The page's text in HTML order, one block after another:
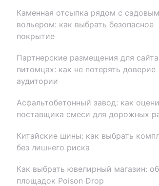
Каменная отсыпка рядом с садовым
вольером: как выбрать безопасное
покрытие
Партнерские размещения для
питомцах: как не потерять доверие
аудитории
Асфальтобетонный завод: как
поставщика смеси для дорожных
Китайские шины: как выбрать
без лишнего риска
Как выбрать ювелирный магазин:
площадок Poison Drop